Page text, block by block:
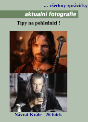
... všechny zprávičky
Tipy na pohlednici !
Návrat Krále - 26 fotek